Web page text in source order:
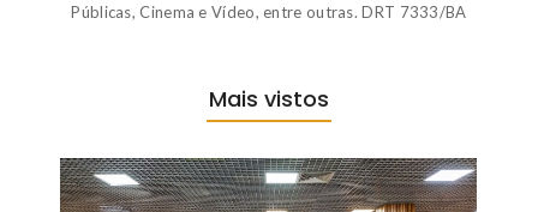
Públicas, Cinema e Vídeo, entre outras. DRT 7333/BA
Mais vistos